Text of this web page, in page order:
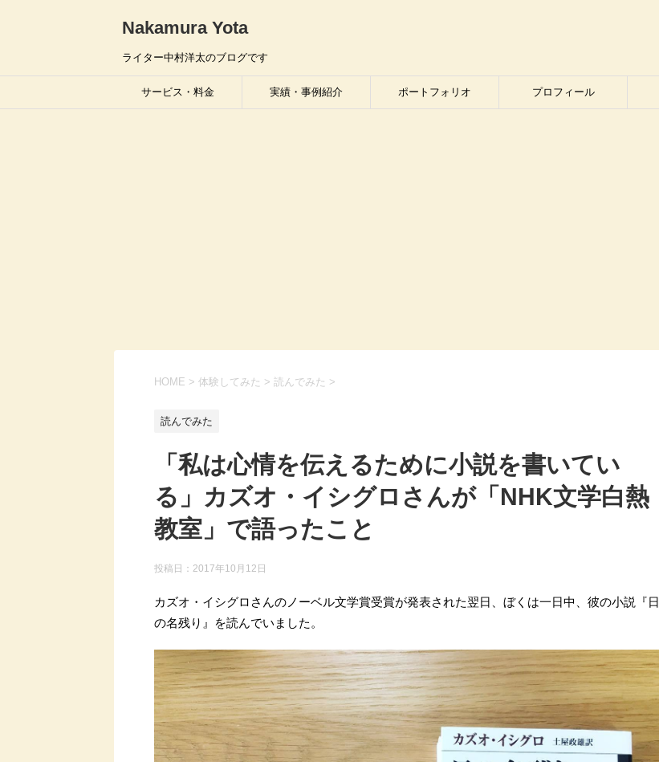
Nakamura Yota
ライター中村洋太のブログです
サービス・料金 実績・事例紹介 ポートフォリオ プロフィール
HOME > 体験してみた > 読んでみた >
読んでみた
「私は心情を伝えるために小説を書いてい
る」カズオ・イシグロさんが「NHK文学白熱
教室」で語ったこと
投稿日： 2017年10月12日
カズオ・イシグロさんのノーベル文学賞受賞が発表された翌日、ぼくは一日中、彼の小説『日
の名残り』を読んでいました。